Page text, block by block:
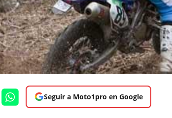
Seguir a Moto1pro en Google